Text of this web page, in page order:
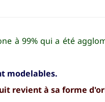
à 99% qui a été
modelables.
revient à sa forme